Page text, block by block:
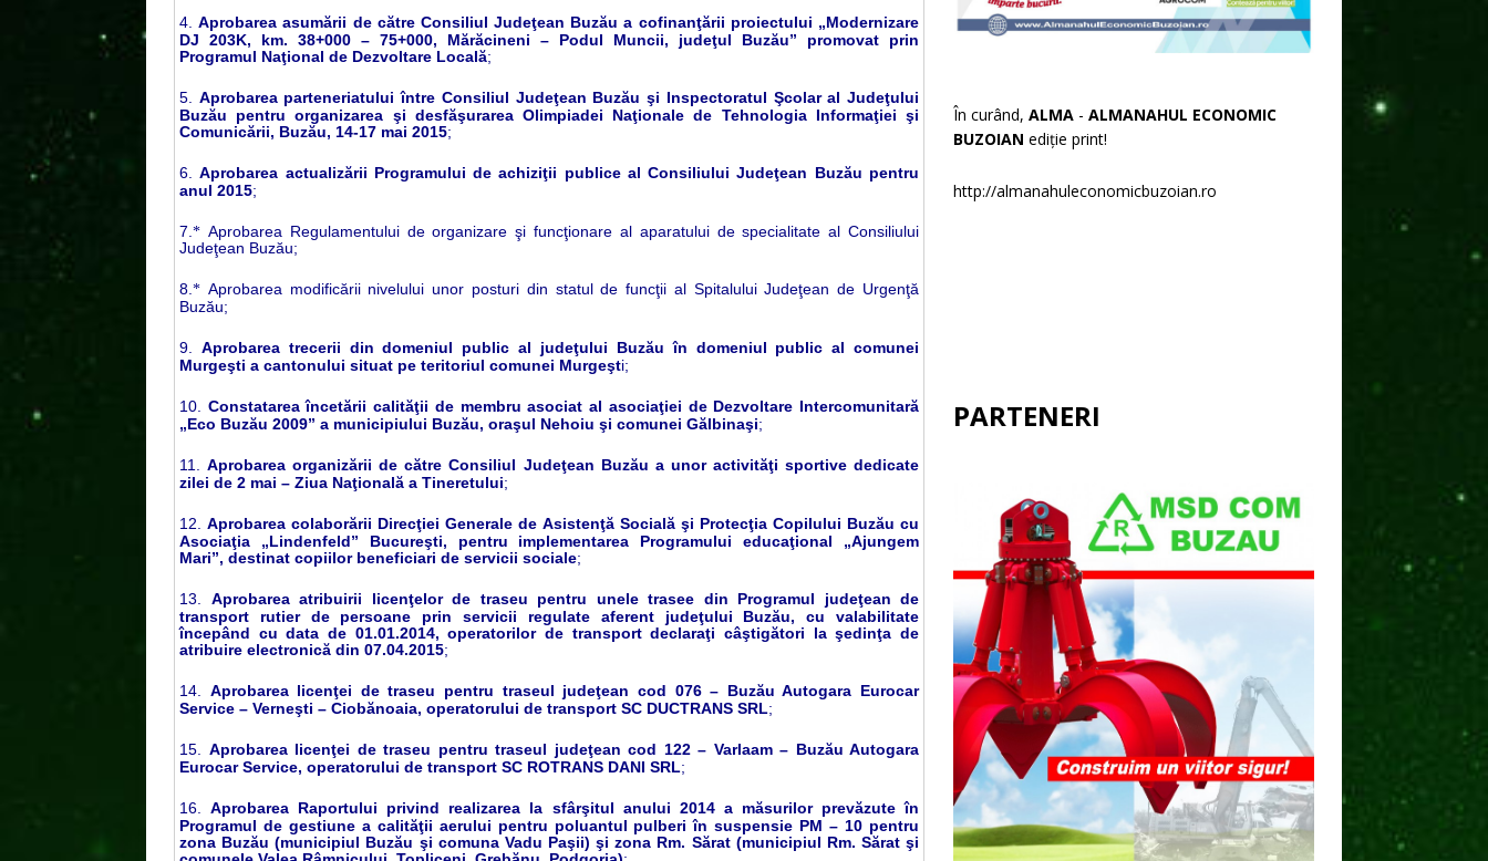
4. Aprobarea asumării de către Consiliul Judeţean Buzău a cofinanţării proiectului „Modernizare
DJ 203K, km. 38+000 – 75+000, Mărăcineni – Podul Muncii, judeţul Buzău” promovat prin
Programul Naţional de Dezvoltare Locală;
5.
Aprobarea parteneriatului între Consiliul Judeţean Buzău şi Inspectoratul Şcolar al Judeţului
Buzău pentru organizarea şi desfăşurarea Olimpiadei Naţionale de Tehnologia Informaţiei şi
Comunicării, Buzău, 14-17 mai 2015;
6.
Aprobarea actualizării Programului de achiziţii publice al Consiliului Judeţean Buzău pentru
anul 2015;
7. * Aprobarea Regulamentului de organizare şi funcţionare al aparatului de specialitate al Consiliului
Judeţean Buzău;
8. * Aprobarea modificării nivelului unor posturi din statul de funcţii al Spitalului Judeţean de Urgenţă
Buzău;
9.
Aprobarea trecerii din domeniul public al judeţului Buzău în domeniul public al comunei
Murgeşti a cantonului situat pe teritoriul comunei Murgeşti;
10.
Constatarea încetării calităţii de membru asociat al asociaţiei de Dezvoltare Intercomunitară
„Eco Buzău 2009” a municipiului Buzău, oraşul Nehoiu şi comunei Gălbinaşi;
11.
Aprobarea organizării de către Consiliul Judeţean Buzău a unor activităţi sportive dedicate
zilei de 2 mai – Ziua Naţională a Tineretului;
12.
Aprobarea colaborării Direcţiei Generale de Asistenţă Socială şi Protecţia Copilului Buzău cu
Asociaţia „Lindenfeld” Bucureşti, pentru implementarea Programului educaţional „Ajungem
Mari”, destinat copiilor beneficiari de servicii sociale;
13.
Aprobarea atribuirii licenţelor de traseu pentru unele trasee din Programul judeţean de
transport rutier de persoane prin servicii regulate aferent judeţului Buzău, cu valabilitate
începând cu data de 01.01.2014, operatorilor de transport declaraţi câştigători la şedinţa de
atribuire electronică din 07.04.2015;
14.
Aprobarea licenţei de traseu pentru traseul judeţean cod 076 – Buzău Autogara Eurocar
Service – Verneşti – Ciobănoaia, operatorului de transport SC DUCTRANS SRL;
15.
Aprobarea licenţei de traseu pentru traseul judeţean cod 122 – Varlaam – Buzău Autogara
Eurocar Service, operatorului de transport SC ROTRANS DANI SRL;
16.
Aprobarea Raportului privind realizarea la sfârşitul anului 2014 a măsurilor prevăzute în
Programul de gestiune a calităţii aerului pentru poluantul pulberi în suspensie PM – 10 pentru
zona Buzău (municipiul Buzău şi comuna Vadu Paşii) şi zona Rm. Sărat (municipiul Rm. Sărat şi
În curând, ALMA - ALMANAHUL ECONOMIC
BUZOIAN ediție print!
http://almanahuleconomicbuzoian.ro
PARTENERI